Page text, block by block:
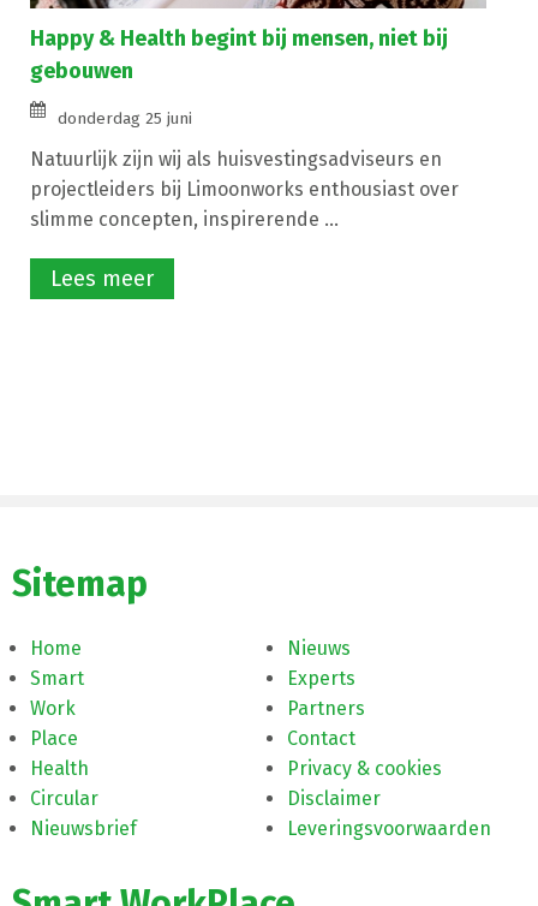
Happy & Health begint bij mensen, niet bij
gebouwen
donderdag 25 juni
Natuurlijk zijn wij als huisvestingsadviseurs en
projectleiders bij Limoonworks enthousiast over
slimme concepten, inspirerende ...
Lees meer
Sitemap
Home
Smart
Work
Place
Health
Circular
Nieuwsbrief
Nieuws
Experts
Partners
Contact
Privacy & cookies
Disclaimer
Leveringsvoorwaarden